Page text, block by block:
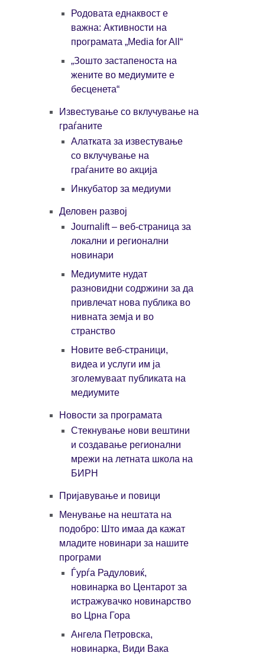
Родовата еднаквост е
важна: Активности на
програмата „Media for All“
„Зошто застапеноста на
жените во медиумите е
бесценета“
Известување со вклучување на
граѓаните
Алатката за известување
со вклучување на
граѓаните во акција
Инкубатор за медиуми
Деловен развој
Journalift – веб-страница за
локални и регионални
новинари
Медиумите нудат
разновидни содржини за да
привлечат нова публика во
нивната земја и во
странство
Новите веб-страници,
видеа и услуги им ја
зголемуваат публиката на
медиумите
Новости за програмата
Стекнување нови вештини
и создавање регионални
мрежи на летната школа на
БИРН
Пријавување и повици
Mенување на нештата на
подобро: Што имаа да кажат
младите новинари за нашите
програми
Ѓурѓа Радуловиќ,
новинарка во Центарот за
истражувачко новинарство
во Црна Гора
Ангела Петровска,
новинарка, Види Вака